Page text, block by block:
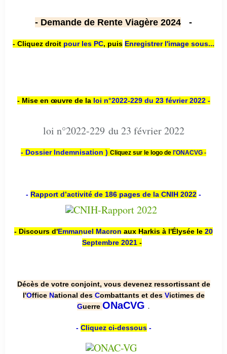
- Demande de Rente Viagère 2024 -
- Cliquez droit pour les PC, puis Enregistrer l'image sous...
- Mise en œuvre de la loi n°2022-229 du 23 février 2022 -
loi n°2022-229 du 23 février 2022
- Dossier Indemnisation ) Cliquez sur le logo de l'ONACVG -
- Rapport d’activité de 186 pages de la CNIH 2022 -
- Discours d'Emmanuel Macron aux Harkis à l'Élysée le 20
Septembre 2021 -
Décès de votre conjoint, vous devenez ressortissant de
l'Office National des Combattants et des Victimes de
Guerre ONaCVG .
- Cliquez ci-dessous-